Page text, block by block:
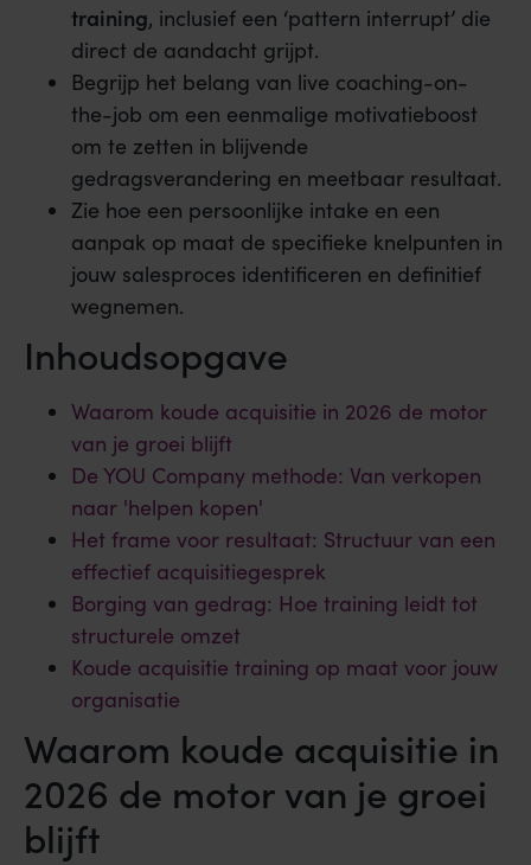
training, inclusief een ‘pattern interrupt’ die
direct de aandacht grijpt.
Begrijp het belang van live coaching-on-
the-job om een eenmalige motivatieboost
om te zetten in blijvende
gedragsverandering en meetbaar resultaat.
Zie hoe een persoonlijke intake en een
aanpak op maat de specifieke knelpunten in
jouw salesproces identificeren en definitief
wegnemen.
Inhoudsopgave
Waarom koude acquisitie in 2026 de motor
van je groei blijft
De YOU Company methode: Van verkopen
naar 'helpen kopen'
Het frame voor resultaat: Structuur van een
effectief acquisitiegesprek
Borging van gedrag: Hoe training leidt tot
structurele omzet
Koude acquisitie training op maat voor jouw
organisatie
Waarom koude acquisitie in
2026 de motor van je groei
blijft